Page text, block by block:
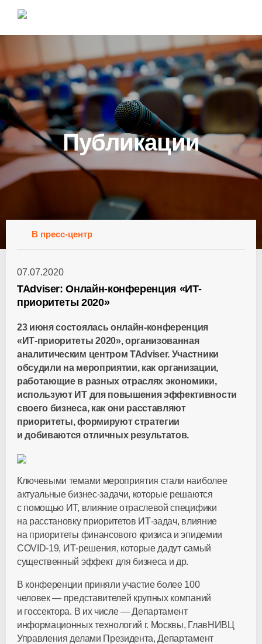
Публикации
В пресс-центр
07.07.2020
TAdviser: Онлайн-конференция «ИТ-
приоритеты 2020»
23 июня состоялась онлайн-конференция
«ИТ-приоритеты 2020», организованная
аналитическим центром TAdviser. Участники
обсудили на мероприятии, как организации,
работающие в разных отраслях экономики,
используют ИТ для повышения эффективности
своего бизнеса, как они расставляют
приоритеты, формируют стратегии
и добиваются отличных результатов.
Ключевыми темами мероприятия стали наиболее
актуальные бизнес-задачи, которые решаются
с помощью ИТ, влияние отраслевой специфики
на расстановку приоритетов ИТ-задач, влияние
на приоритеты финансового кризиса и эпидемии
COVID-19, ИТ-решения, которые дадут самый
существенный эффект для бизнеса и др.
В конференции приняли участие более 100
человек — представителей крупных компаний
и госсектора. В их числе — Департамент
информационных технологий г. Москвы, ГлавНИВЦ
Управления делами Президента, Департамент